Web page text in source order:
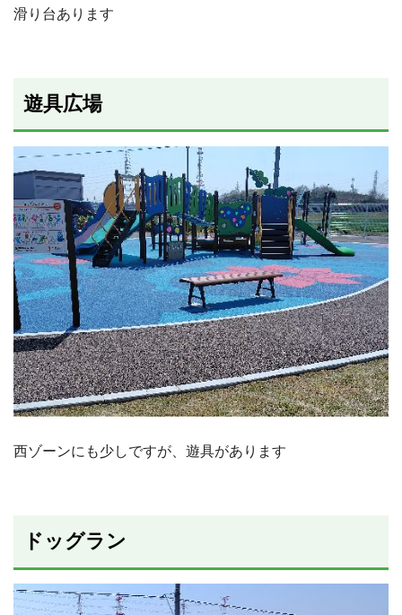
滑り台あります
遊具広場
西ゾーンにも少しですが、遊具があります
ドッグラン